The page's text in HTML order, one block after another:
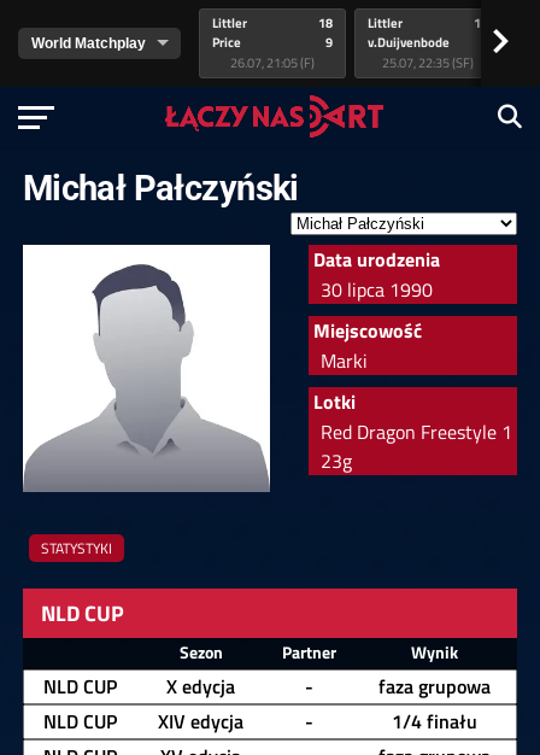
Littler
Price
18
9
26.07, 21:05 (F)
Littler
v.Duijvenbode
17
25.07, 22:35 (SF)
>
Michał Pałczyński
Data urodzenia
30 lipca 1990
Miejscowość
Marki
Lotki
Red Dragon Freestyle 1
23g
STATYSTYKI
NLD CUP
Sezon Partner Wynik
NLD CUP X edycja -
faza grupowa
NLD CUP
XIV edycja -
1/4 finału